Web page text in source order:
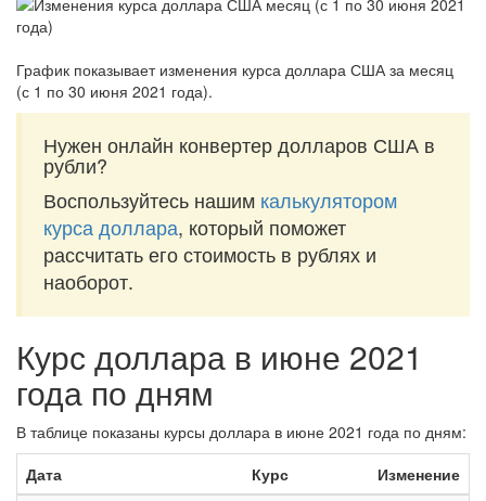
График показывает изменения курса доллара США за месяц
(с 1 по 30 июня 2021 года).
Нужен онлайн конвертер долларов США в
рубли?
Воспользуйтесь нашим калькулятором
курса доллара, который поможет
рассчитать его стоимость в рублях и
наоборот.
Курс доллара в июне 2021
года по дням
В таблице показаны курсы доллара в июне 2021 года по дням:
Дата
Курс Изменение